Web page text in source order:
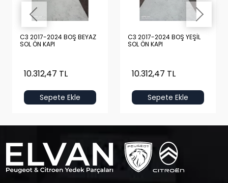
C3 2017-2024 BOŞ BEYAZ
SOL ÖN KAPI
10.312,47 TL
Sepete Ekle
C3 2017-2024 BOŞ YEŞİL
SOL ÖN KAPI
10.312,47 TL
Sepete Ekle